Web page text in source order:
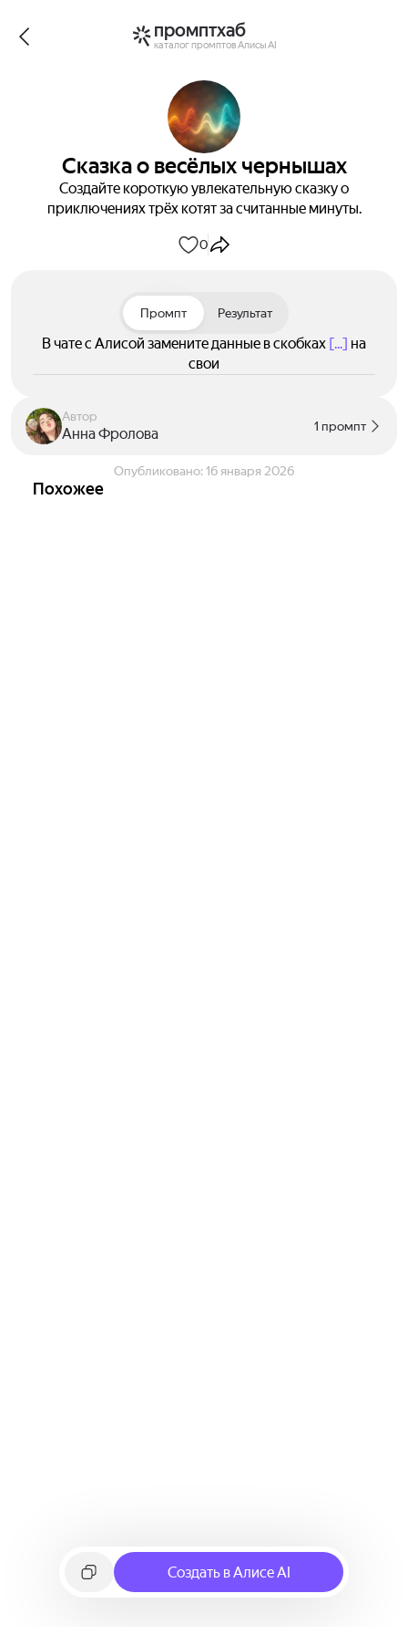
промптхаб
каталог промптов Алисы AI
Сказка о весёлых чернышах
Создайте короткую увлекательную сказку о
приключениях трёх котят за считанные минуты.
0
Промпт Результат
В чате с Алисой замените данные в скобках [...] на
свои
Автор
Анна Фролова 1 промпт
Опубликовано: 16 января 2026
Похожее
Создать в Алисе AI